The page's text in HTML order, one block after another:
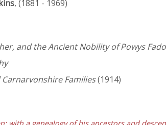
, (1881 - 1969)
and the Ancient Nobility of Powys
Families(1914)